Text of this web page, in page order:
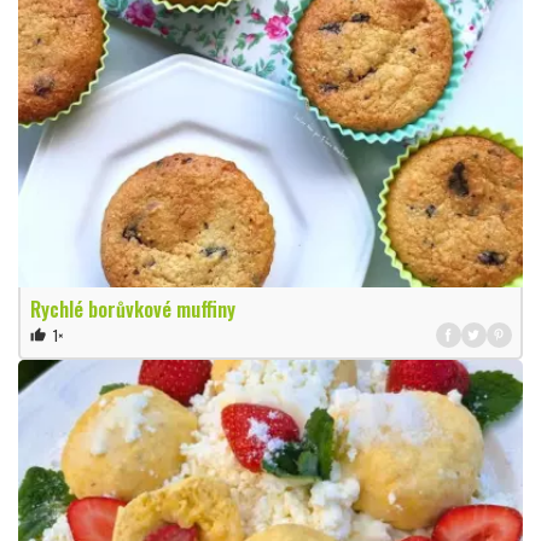
Rychlé borůvkové muffiny
thumb_up 1×